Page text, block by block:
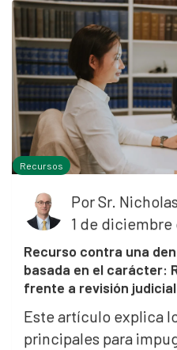
Recursos
PorSr.
1 de diciembre
Recurso contra una
basada en el carácter:
frente a revisión judicial
Este artículo explica
principales para